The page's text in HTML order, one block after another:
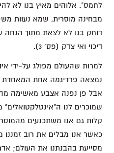
לחמס". אלוהים מאיץ בנו לא
דוחק בנו לא לצאת מתוך הנחה
דיכוי ואי צדק (פס' 3).
למרות שהעולם מפולג על-ידי
נמצאה פרדיגמה אחת המאחדת
אבל פן נפנה אצבע מאשימה
שמוכרים לנו ה"אינטלקטואלים"
קלות גם אנו משתכנעים
כאשר אנו מבלים את רוב
מסייעת בהבנתנו את העולם;